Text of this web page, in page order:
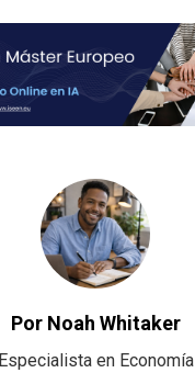
Por Noah Whitaker
Especialista en Economía